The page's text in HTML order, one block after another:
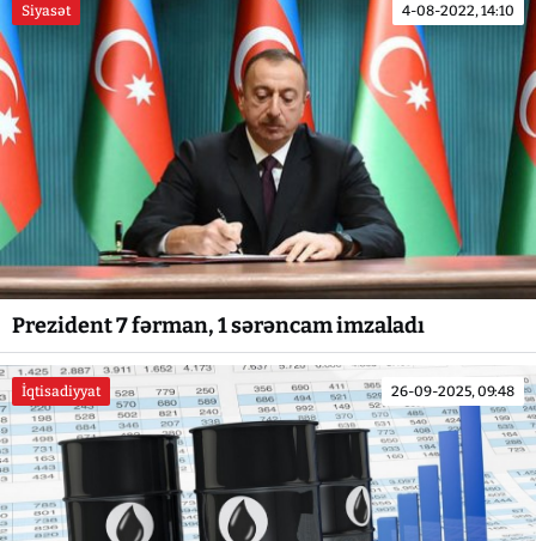
Siyasət 4-08-2022, 14:10
Prezident 7 fərman, 1 sərəncam imzaladı
İqtisadiyyat 26-09-2025, 09:48